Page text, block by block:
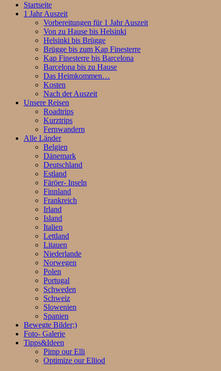
Startseite
1 Jahr Auszeit
Vorbereitungen für 1 Jahr Auszeit
Von zu Hause bis Helsinki
Helsinki bis Brügge
Brügge bis zum Kap Finesterre
Kap Finesterre bis Barcelona
Barcelona bis zu Hause
Das Heimkommen…
Kosten
Nach der Auszeit
Unsere Reisen
Roadtrips
Kurztrips
Fernwandern
Alle Länder
Belgien
Dänemark
Deutschland
Estland
Färöer- Inseln
Finnland
Frankreich
Irland
Island
Italien
Lettland
Litauen
Niederlande
Norwegen
Polen
Portugal
Schweden
Schweiz
Slowenien
Spanien
Bewegte Bilder;)
Foto- Galerie
Tipps&Ideen
Pimp our Elli
Optimize our Elliod